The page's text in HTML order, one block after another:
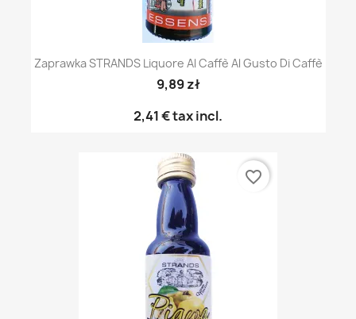
Zaprawka STRANDS Liquore Al Caffè Al Gusto Di Caffè
9,89 zł
2,41 €tax incl.
favorite_border